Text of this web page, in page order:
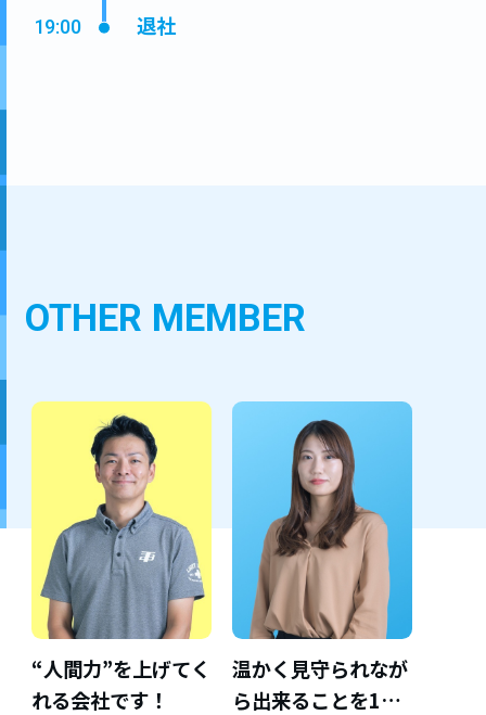
19:00 退社
OTHER MEMBER
“人間力”を上げてく
れる会社です！
温かく見守られなが
ら出来ることを1つ